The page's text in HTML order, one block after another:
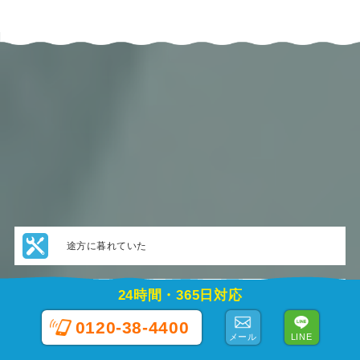
24時間・365日対応
0120-38-4400
メール LINE
途方に暮れていた
一番印象が良かった